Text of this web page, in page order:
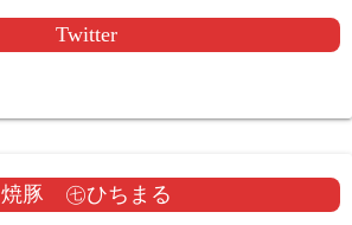
Twitter
焼豚 ㊆ひちまる